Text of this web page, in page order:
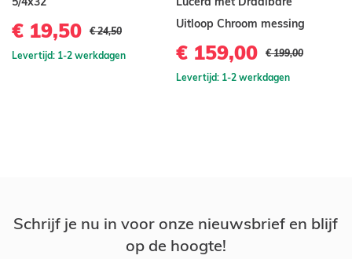
€ 19,50 € 24,50
Levertijd: 1-2 werkdagen
Uitloop Chroom messing
€ 159,00 € 199,00
Levertijd: 1-2 werkdagen
Schrijf je nu in voor onze nieuwsbrief en blijf
op de hoogte!